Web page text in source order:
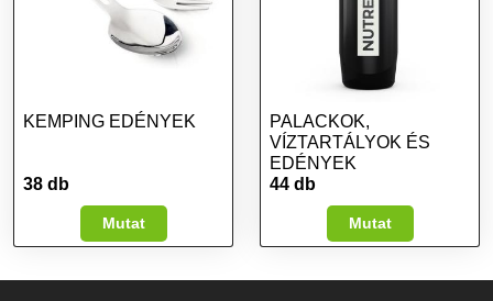
KEMPING EDÉNYEK
38 db
Mutat
PALACKOK,
VÍZTARTÁLYOK ÉS
EDÉNYEK
44 db
Mutat